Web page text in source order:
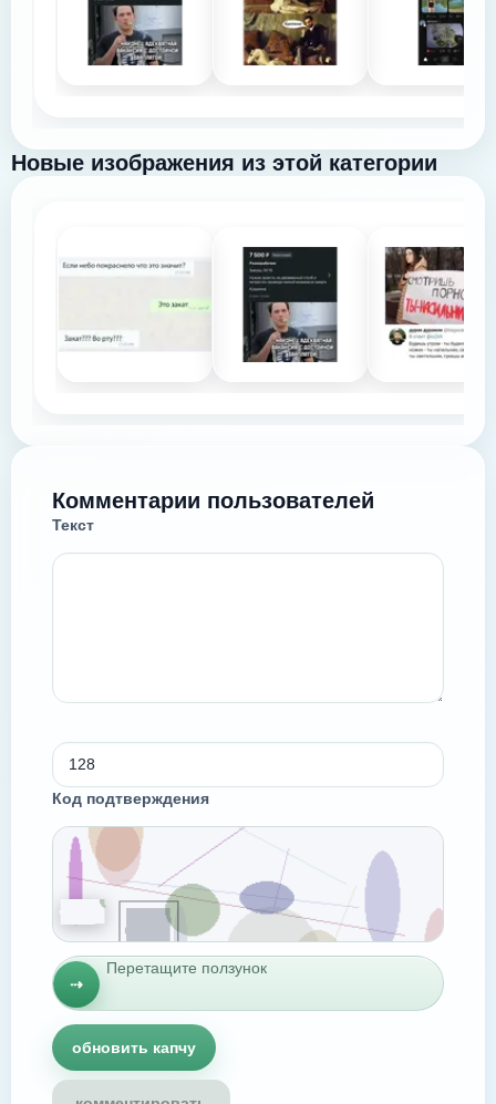
Новые изображения из этой категории
Комментарии пользователей
Текст
Код подтверждения
⇢
Перетащите ползунок
обновить капчу